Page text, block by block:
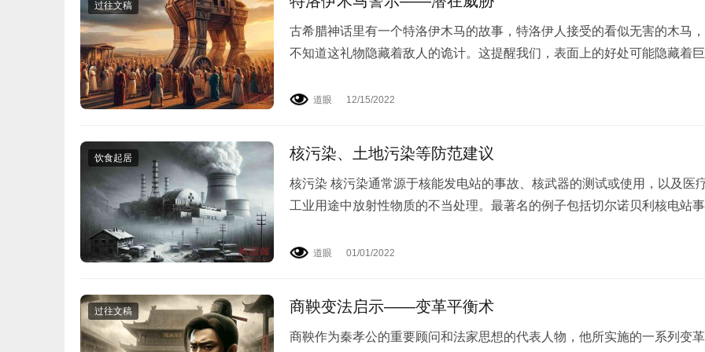
过往文稿
古希腊神话里有一个特洛伊木马的故事，特洛伊人接受的看似无害的木马
不知道这礼物隐藏着敌人的诡计。这提醒我们，表面上的好处可能隐藏着
道眼 12/15/2022
饮食起居 核污染、土地污染等防范建议
核污染 核污染通常源于核能发电站的事故、核武器的测试或使用，以及医
工业用途中放射性物质的不当处理。最著名的例子包括切尔诺贝利核电站
道眼 01/01/2022
过往文稿 商鞅变法启示——变革平衡术
商鞅作为秦孝公的重要顾问和法家思想的代表人物，他所实施的一系列变